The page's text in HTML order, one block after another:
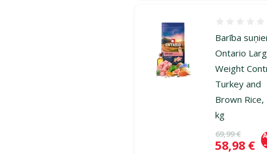
Barība
Ontario
Weight
Turkey and
Brown Rice,
kg
Oriģinālā
69,99 €
Cena
58,98 €